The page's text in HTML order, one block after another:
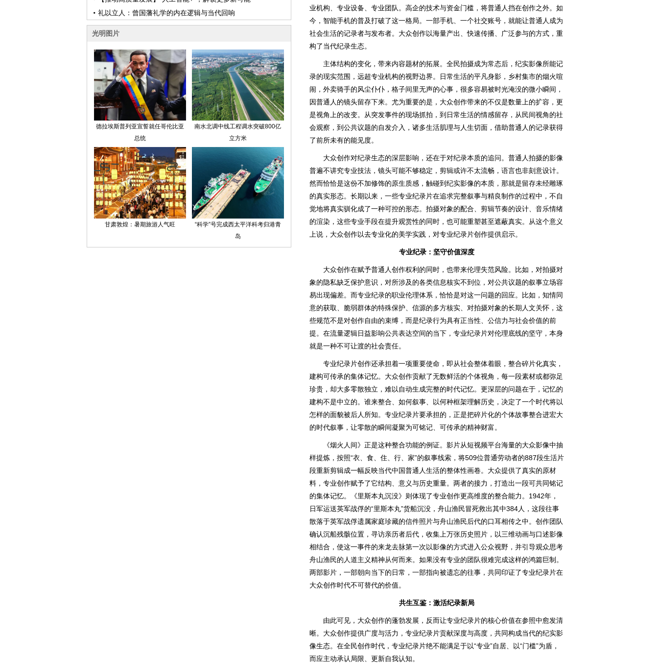
业机构、专业设备、专业团队。高企的技术与资金门槛，将普通人挡在创作之外。如
今，智能手机的普及打破了这一格局。一部手机、一个社交账号，就能让普通人成为
社会生活的记录者与发布者。大众创作以海量产出、快速传播、广泛参与的方式，重
构了当代纪录生态。
主体结构的变化，带来内容题材的拓展。全民拍摄成为常态后，纪实影像所能记
录的现实范围，远超专业机构的视野边界。日常生活的平凡身影，乡村集市的烟火喧
闹，外卖骑手的风尘仆仆，格子间里无声的心事，很多容易被时光淹没的微小瞬间，
因普通人的镜头留存下来。尤为重要的是，大众创作带来的不仅是数量上的扩容，更
是视角上的改变。从突发事件的现场抓拍，到日常生活的情感留存，从民间视角的社
会观察，到公共议题的自发介入，诸多生活肌理与人生切面，借助普通人的记录获得
了前所未有的能见度。
大众创作对纪录生态的深层影响，还在于对纪录本质的追问。普通人拍摄的影像
普遍不讲究专业技法，镜头可能不够稳定，剪辑或许不太流畅，语言也非刻意设计。
然而恰恰是这份不加修饰的原生质感，触碰到纪实影像的本质，那就是留存未经雕琢
的真实形态。长期以来，一些专业纪录片在追求完整叙事与精良制作的过程中，不自
觉地将真实驯化成了一种可控的形态。拍摄对象的配合、剪辑节奏的设计、音乐情绪
的渲染，这些专业手段在提升观赏性的同时，也可能重塑甚至遮蔽真实。从这个意义
上说，大众创作以去专业化的美学实践，对专业纪录片创作提供启示。
专业纪录：坚守价值深度
大众创作在赋予普通人创作权利的同时，也带来伦理失范风险。比如，对拍摄对
象的隐私缺乏保护意识，对所涉及的各类信息核实不到位，对公共议题的叙事立场容
易出现偏差。而专业纪录的职业伦理体系，恰恰是对这一问题的回应。比如，知情同
意的获取、脆弱群体的特殊保护、信源的多方核实、对拍摄对象的长期人文关怀，这
些规范不是对创作自由的束缚，而是纪录行为具有正当性、公信力与社会价值的前
提。在流量逻辑日益影响公共表达空间的当下，专业纪录片对伦理底线的坚守，本身
就是一种不可让渡的社会责任。
专业纪录片创作还承担着一项重要使命，即从社会整体着眼，整合碎片化真实，
建构可传承的集体记忆。大众创作贡献了无数鲜活的个体视角，每一段素材或都弥足
珍贵，却大多零散独立，难以自动生成完整的时代记忆。更深层的问题在于，记忆的
建构不是中立的。谁来整合、如何叙事、以何种框架理解历史，决定了一个时代将以
怎样的面貌被后人所知。专业纪录片要承担的，正是把碎片化的个体故事整合进宏大
的时代叙事，让零散的瞬间凝聚为可铭记、可传承的精神财富。
《烟火人间》正是这种整合功能的例证。影片从短视频平台海量的大众影像中抽
样提炼，按照“衣、食、住、行、家”的叙事线索，将509位普通劳动者的887段生活片
段重新剪辑成一幅反映当代中国普通人生活的整体性画卷。大众提供了真实的原材
料，专业创作赋予了它结构、意义与历史重量。两者的接力，打造出一段可共同铭记
的集体记忆。《里斯本丸沉没》则体现了专业创作更高维度的整合能力。1942年，
日军运送英军战俘的“里斯本丸”货船沉没，舟山渔民冒死救出其中384人，这段往事
散落于英军战俘遗属家庭珍藏的信件照片与舟山渔民后代的口耳相传之中。创作团队
确认沉船残骸位置，寻访亲历者后代，收集上万张历史照片，以三维动画与口述影像
相结合，使这一事件的来龙去脉第一次以影像的方式进入公众视野，并引导观众思考
舟山渔民的人道主义精神从何而来。如果没有专业的团队很难完成这样的鸿篇巨制。
两部影片，一部朝向当下的日常，一部指向被遗忘的往事，共同印证了专业纪录片在
大众创作时代不可替代的价值。
共生互鉴：激活纪录新局
由此可见，大众创作的蓬勃发展，反而让专业纪录片的核心价值在参照中愈发清
晰。大众创作提供广度与活力，专业纪录片贡献深度与高度，共同构成当代的纪实影
像生态。在全民创作时代，专业纪录片绝不能满足于以“专业”自居、以“门槛”为盾，
而应主动承认局限、更新自我认知。